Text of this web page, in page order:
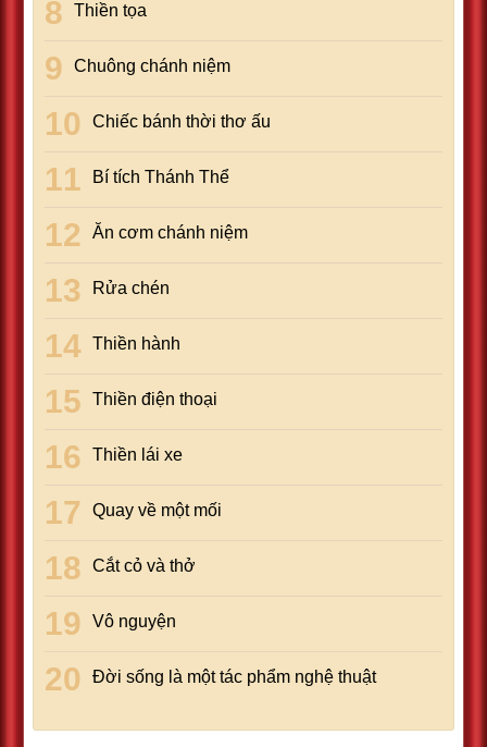
Thiền tọa
Chuông chánh niệm
Chiếc bánh thời thơ ấu
Bí tích Thánh Thể
Ăn cơm chánh niệm
Rửa chén
Thiền hành
Thiền điện thoại
Thiền lái xe
Quay về một mối
Cắt cỏ và thở
Vô nguyện
Đời sống là một tác phẩm nghệ thuật